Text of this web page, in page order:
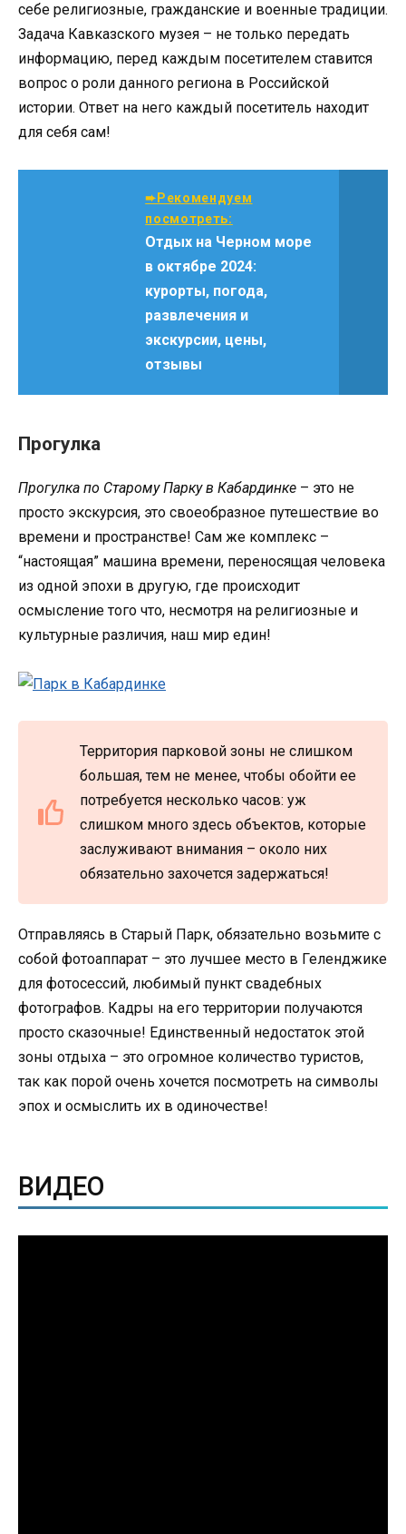
себе религиозные, гражданские и военные традиции.
Задача Кавказского музея – не только передать
информацию, перед каждым посетителем ставится
вопрос о роли данного региона в Российской
истории. Ответ на него каждый посетитель находит
для себя сам!
➨Рекомендуем
посмотреть:
Отдых на Черном море
в октябре 2024:
курорты, погода,
развлечения и
экскурсии, цены,
отзывы
Прогулка
Прогулка по Старому Парку в Кабардинке – это не
просто экскурсия, это своеобразное путешествие во
времени и пространстве! Сам же комплекс –
“настоящая” машина времени, переносящая человека
из одной эпохи в другую, где происходит
осмысление того что, несмотря на религиозные и
культурные различия, наш мир един!
Территория парковой зоны не слишком
большая, тем не менее, чтобы обойти ее
потребуется несколько часов: уж
слишком много здесь объектов, которые
заслуживают внимания – около них
обязательно захочется задержаться!
Отправляясь в Старый Парк, обязательно возьмите с
собой фотоаппарат – это лучшее место в Геленджике
для фотосессий, любимый пункт свадебных
фотографов. Кадры на его территории получаются
просто сказочные! Единственный недостаток этой
зоны отдыха – это огромное количество туристов,
так как порой очень хочется посмотреть на символы
эпох и осмыслить их в одиночестве!
ВИДЕО